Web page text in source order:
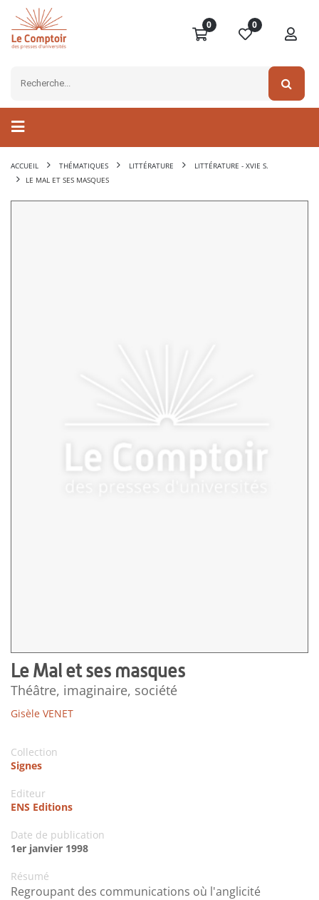
0 0
ACCUEIL THÉMATIQUES LITTÉRATURE
LITTÉRATURE - XVIE S.
LE MAL ET SES MASQUES
Le Mal et ses masques
Théâtre, imaginaire, société
Gisèle VENET
Collection
Signes
Editeur
ENS Editions
Date de publication
1er janvier 1998
Résumé
Regroupant des communications où l'anglicité